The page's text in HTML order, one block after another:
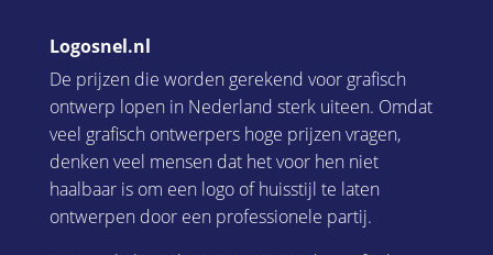
Logosnel.nl
De prijzen die worden gerekend voor grafisch
ontwerp lopen in Nederland sterk uiteen. Omdat
veel grafisch ontwerpers hoge prijzen vragen,
denken veel mensen dat het voor hen niet
haalbaar is om een logo of huisstijl te laten
ontwerpen door een professionele partij.